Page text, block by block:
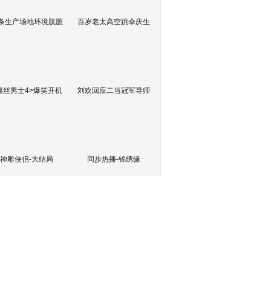
生产场地环境肮脏 百岁老太高空跳伞庆生
丝男士4>爆笑开机 刘欢回应二当冠军导师
神雕侠侣-大结局 同步热播-锦绣缘